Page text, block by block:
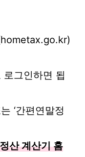
그인하면 됩
‘간편연말정
산 계산기 홈